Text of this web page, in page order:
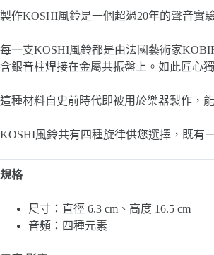
製作KOSHI風鈴是一個超過20年的聲音實
每一支KOSHI風鈴都是由法國藝術家
含銀音柱焊接在金屬共振盤上。如此匠心
這種材料自史前時代即被用於樂器製作，
KOSHI風鈴共有四種旋律供您選擇，既有
規格
尺寸：直徑 6.3 cm、高度 16.5 cm
音頻：四種元素